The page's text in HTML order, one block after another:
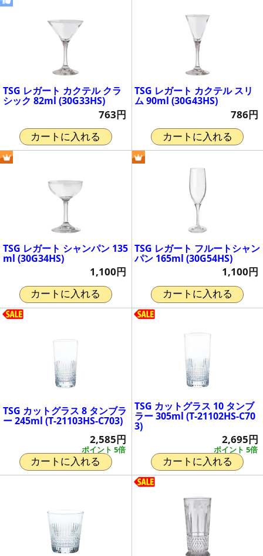
TSG レガート カクテル クラ
シック 82ml (30G33HS)
763円
カートに入れる
TSG レガート カクテル スリ
ム 90ml (30G43HS)
786円
カートに入れる
TSG レガート シャンパン 135
ml (30G34HS)
1,100円
カートに入れる
TSG レガート フルートシャン
パン 165ml (30G54HS)
1,100円
カートに入れる
TSG カットグラス 8 タンブラ
ー 245ml (T-21103HS-C703)
ポイント 5倍
2,585円
カートに入れる
TSG カットグラス 10 タンブ
ラー 305ml (T-21102HS-C70
3)
ポイント 5倍
2,695円
カートに入れる